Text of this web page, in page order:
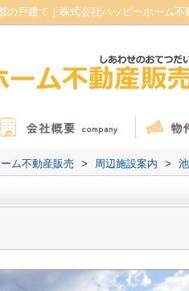
の戸建て｜株式会社ハッピーホーム不
ム不動産販売 > 周辺施設案内 >